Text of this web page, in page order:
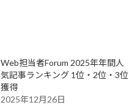
Web担当者Forum 2025年年間人
気記事ランキング 1位・2位・3位
獲得
2025年12月26日